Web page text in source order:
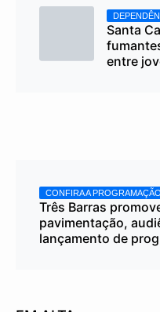
Santa
entre
CONFIRA A PROGRAMAÇÃO
Três Barras
pavimentação,
lançamento de